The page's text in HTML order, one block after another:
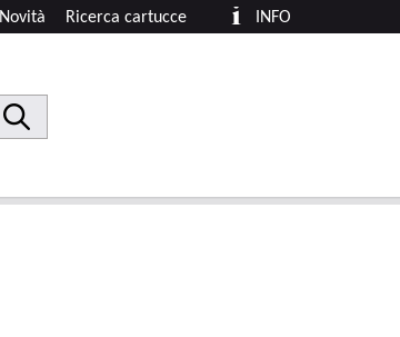
INFO
Ricerca cartucce
Novità